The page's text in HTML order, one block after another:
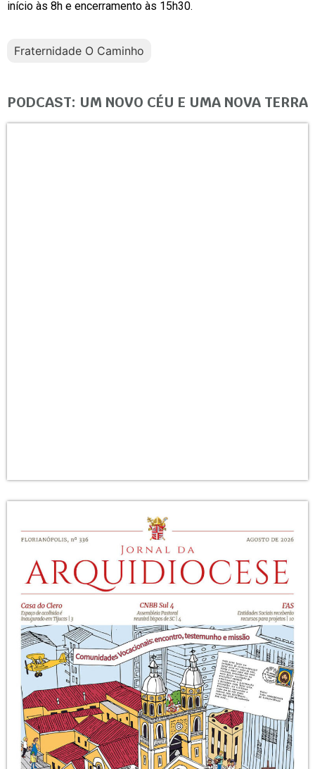
início às 8h e encerramento às 15h30.
Fraternidade O Caminho
PODCAST: UM NOVO CÉU E UMA NOVA TERRA